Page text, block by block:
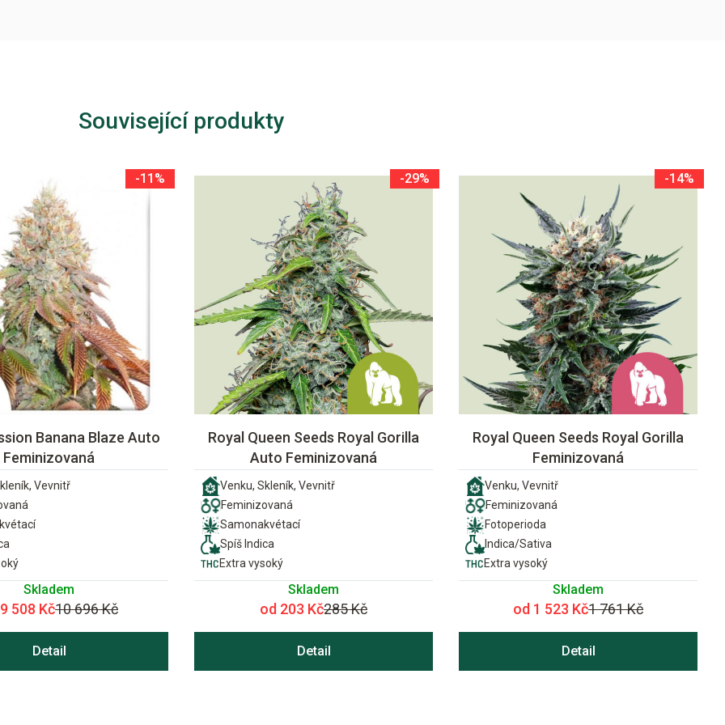
Související produkty
-11%
Banana Blaze Auto
Feminizovaná
Vevnitř
Skladem
508 Kč10 696 Kč
Detail
-29%
Royal Queen Seeds Royal Gorilla
Auto Feminizovaná
Venku, Skleník, Vevnitř
Feminizovaná
Samonakvétací
Spíš Indica
Extra vysoký
Skladem
od 203 Kč285 Kč
Detail
-14%
Royal Queen Seeds Royal Gorilla
Feminizovaná
Venku, Vevnitř
Feminizovaná
Fotoperioda
Indica/Sativa
Extra vysoký
Skladem
od 1 523 Kč1 761 Kč
Detail